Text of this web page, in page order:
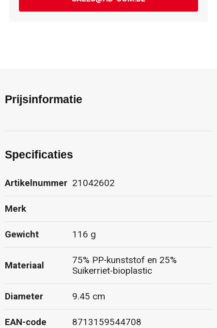
Prijsinformatie
Specificaties
Artikelnummer 21042602
Merk
Gewicht 116 g
Materiaal
75% PP-kunststof en 25%
Suikerriet-bioplastic
Diameter 9.45 cm
EAN-code 8713159544708